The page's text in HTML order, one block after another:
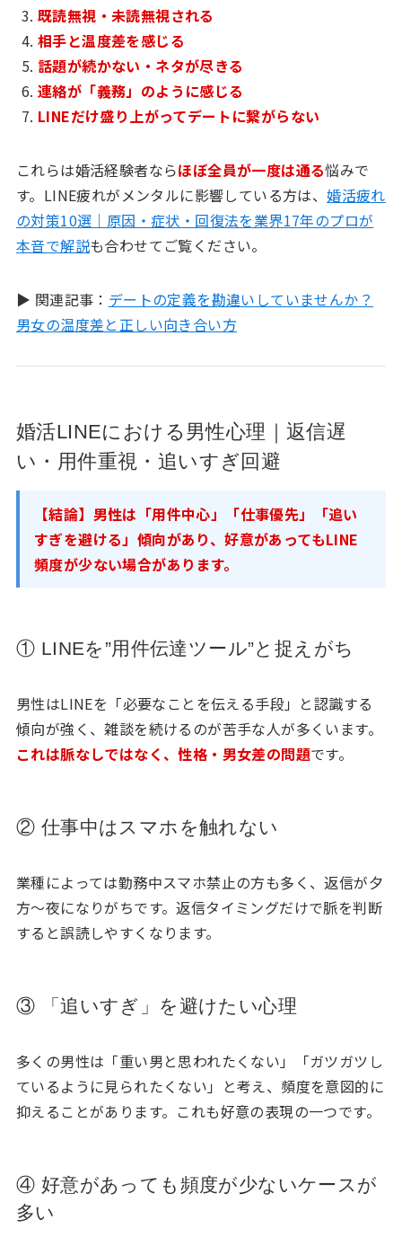
既読無視・未読無視される
相手と温度差を感じる
話題が続かない・ネタが尽きる
連絡が「義務」のように感じる
LINEだけ盛り上がってデートに繋がらない
これらは婚活経験者ならほぼ全員が一度は通る悩みで
す。LINE疲れがメンタルに影響している方は、婚活疲れ
の対策10選｜原因・症状・回復法を業界17年のプロが
本音で解説も合わせてご覧ください。
▶ 関連記事： デートの定義を勘違いしていませんか？
男女の温度差と正しい向き合い方
婚活LINEにおける男性心理｜返信遅
い・用件重視・追いすぎ回避
【結論】男性は「用件中心」「仕事優先」「追い
すぎを避ける」傾向があり、好意があってもLINE
頻度が少ない場合があります。
① LINEを”用件伝達ツール”と捉えがち
男性はLINEを「必要なことを伝える手段」と認識する
傾向が強く、雑談を続けるのが苦手な人が多くいます。
これは脈なしではなく、性格・男女差の問題です。
② 仕事中はスマホを触れない
業種によっては勤務中スマホ禁止の方も多く、返信が夕
方〜夜になりがちです。返信タイミングだけで脈を判断
すると誤読しやすくなります。
③ 「追いすぎ」を避けたい心理
多くの男性は「重い男と思われたくない」「ガツガツし
ているように見られたくない」と考え、頻度を意図的に
抑えることがあります。これも好意の表現の一つです。
④ 好意があっても頻度が少ないケースが
多い